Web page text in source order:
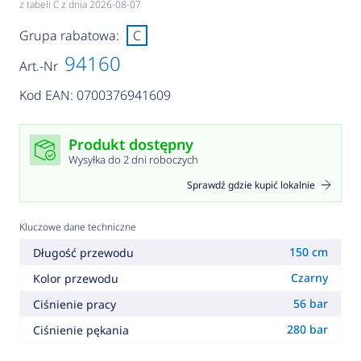
z tabeli C z dnia 2026-08-07
Art.-Nr 94160
Kod EAN: 0700376941609
Grupa rabatowa: C
Produkt dostępny
Wysyłka do 2 dni roboczych
Sprawdź gdzie kupić lokalnie
Kluczowe dane techniczne
Długość przewodu
150 cm
Kolor przewodu
Czarny
Ciśnienie pracy
56 bar
Ciśnienie pękania
280 bar